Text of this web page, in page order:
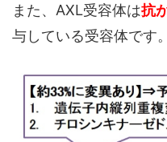
また、AXL受容体は抗
与している受容体です。